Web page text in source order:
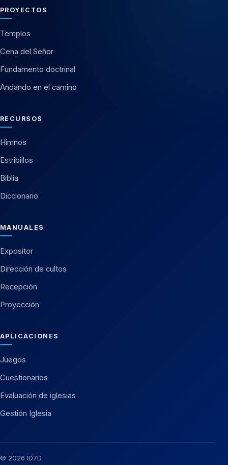
PROYECTOS
Templos
Cena del Señor
Fundamento doctrinal
Andando en el camino
RECURSOS
Himnos
Estribillos
Biblia
Diccionario
MANUALES
Expositor
Dirección de cultos
Recepción
Proyección
APLICACIONES
Juegos
Cuestionarios
Evaluación de iglesias
Gestión Iglesia
© 2026 ID7D